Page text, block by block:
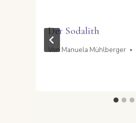
Der Sodalith
Von Manuela Mühlberger